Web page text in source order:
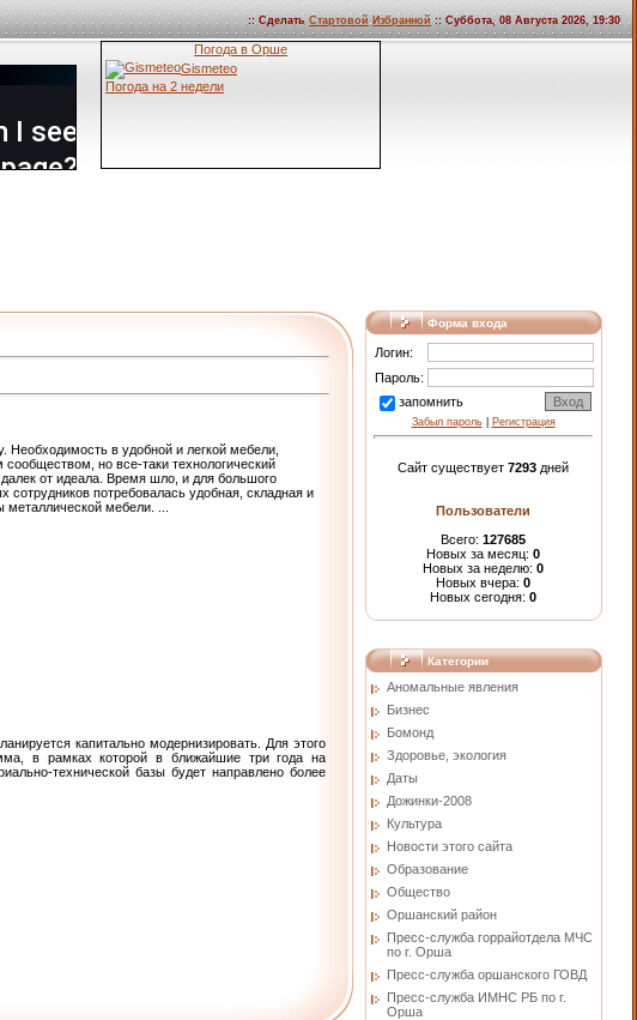
:: Сделать Стартовой Избранной :: Суббота, 08 Августа 2026, 19:30
Погода в Орше
Gismeteo
Погода на 2 недели
Необходимость в удобной и легкой мебели,
но все-таки технологический
от идеала. Время шло, и для большого
потребовалась удобная, складная и
металлической мебели.
капитально модернизировать. Для этого
в рамках которой в ближайшие три года на
технической базы будет направлено более
Форма входа
Логин:
Пароль:
запомнить
Забыл пароль| Регистрация
Сайт существует 7293 дней
Пользователи
Всего: 127685
Новых за месяц: 0
Новых за неделю: 0
Новых вчера: 0
Новых сегодня: 0
Категории
Аномальные явления
Бизнес
Бомонд
Здоровье, экология
Даты
Дожинки-2008
Культура
Новости этого сайта
Образование
Общество
Оршанский район
Пресс-служба горрайотдела МЧС
по г. Орша
Пресс-служба оршанского ГОВД
Пресс-служба ИМНС РБ по г.
Орша